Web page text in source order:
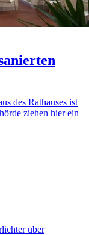
des Rathauses ist
ziehen hier ein
über